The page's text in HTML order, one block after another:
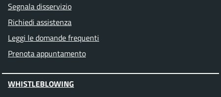
Segnala disservizio
Richiedi assistenza
Leggi le domande frequenti
Prenota appuntamento
WHISTLEBLOWING